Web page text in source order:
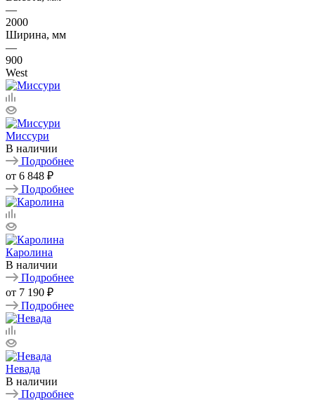
—
2000
Ширина, мм
—
900
West
Миссури
В наличии
Подробнее
от 6 848 ₽
Подробнее
Каролина
В наличии
Подробнее
от 7 190 ₽
Подробнее
Невада
В наличии
Подробнее